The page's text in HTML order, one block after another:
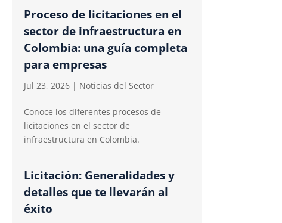
Proceso de licitaciones en el
sector de infraestructura en
Colombia: una guía completa
para empresas
Jul 23, 2026| Noticias del Sector
Conoce los diferentes procesos de
licitaciones en el sector de
infraestructura en Colombia.
Licitación: Generalidades y
detalles que te llevarán al
éxito